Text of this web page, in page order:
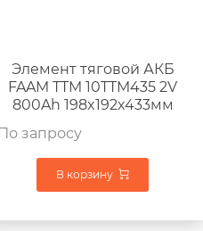
Элемент тяговой АКБ
FAAM TTM 10TTM435 2V
800Ah 198x192x433мм
По запросу
В корзину